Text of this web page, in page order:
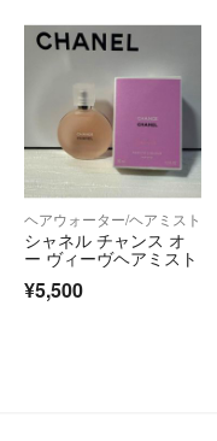
ヘアウォーター/ヘアミスト
シャネル チャンス オ
ー ヴィーヴヘアミスト
¥5,500